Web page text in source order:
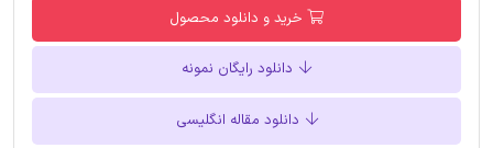
خرید و دانلود محصول
دانلود رایگان نمونه
دانلود مقاله انگلیسی